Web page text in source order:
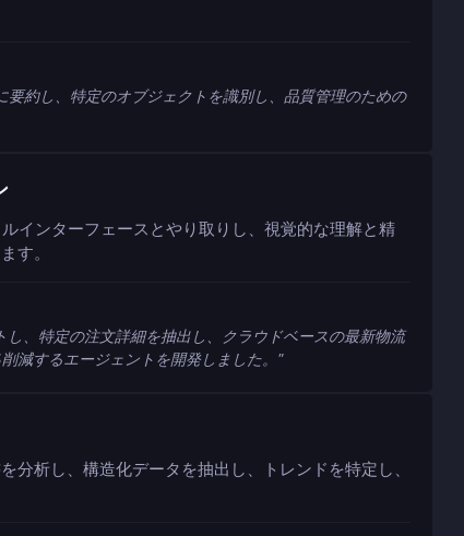
約し、特定のオブジェクトを識別し、品質管理のための
インターフェースとやり取りし、視覚的な理解と精
す。
し、特定の注文詳細を抽出し、クラウドベースの最新物流
減するエージェントを開発しました。 "
分析し、構造化データを抽出し、トレンドを特定し、